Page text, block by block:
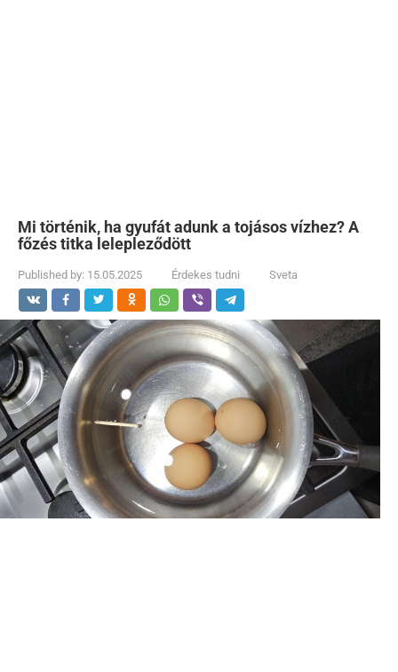
Mi történik, ha gyufát adunk a tojásos vízhez? A
főzés titka lelepleződött
Published by: 15.05.2025 Érdekes tudni Sveta